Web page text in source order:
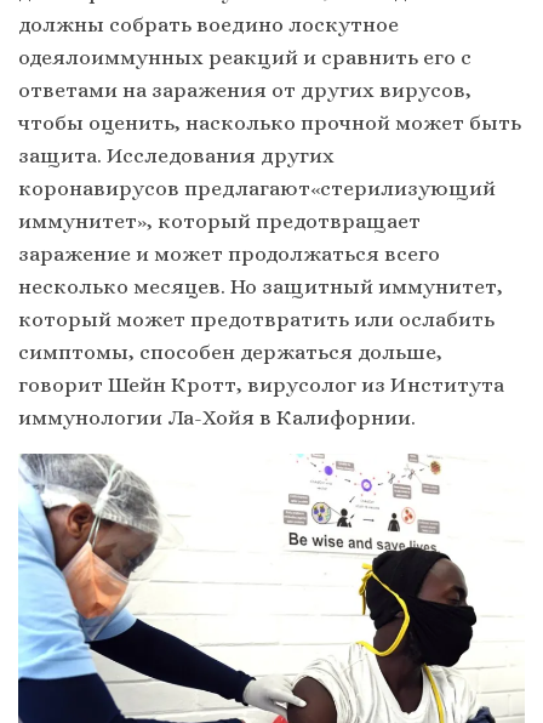
должны собрать воедино лоскутное
одеялоиммунных реакций и сравнить его с
ответами на заражения от других вирусов,
чтобы оценить, насколько прочной может быть
защита. Исследования других
коронавирусов предлагают«стерилизующий
иммунитет», который предотвращает
заражение и может продолжаться всего
несколько месяцев. Но защитный иммунитет,
который может предотвратить или ослабить
симптомы, способен держаться дольше,
говорит Шейн Кротт, вирусолог из Института
иммунологии Ла-Хойя в Калифорнии.